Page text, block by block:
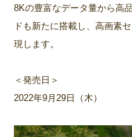
8Kの豊富なデータ量から高
ドも新たに搭載し、高画素
現します。
＜発売日＞
2022年9月29日（木）